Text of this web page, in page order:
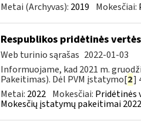
Metai (Archyvas): 2019 Mokesčiai:
Respublikos pridėtinės
Web turinio sąrašas 2022-01-03
Informuojame, kad 2021 m.
Pakeitimas). Dėl PVM įstatymo[2]
Metai: 2022 Mokesčiai: Pridėtinės
Mokesčių įstatymų pakeitimai